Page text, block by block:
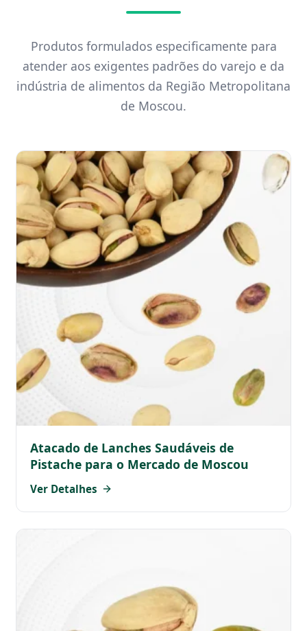
Produtos formulados especificamente para
atender aos exigentes padrões do varejo e da
indústria de alimentos da Região Metropolitana
de Moscou.
Atacado de Lanches Saudáveis de
Pistache para o Mercado de Moscou
Ver Detalhes